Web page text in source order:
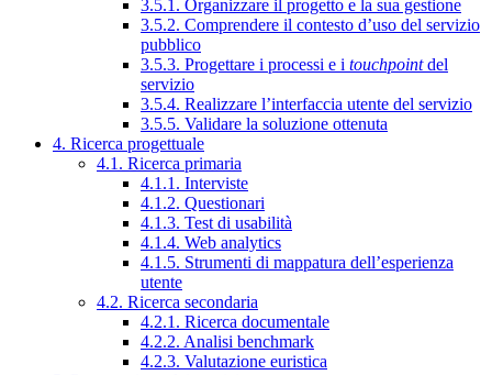
3.5.1. Organizzare il progetto e la sua gestione
3.5.2. Comprendere il contesto d’uso del servizio
pubblico
3.5.3. Progettare i processi e i touchpointdel
servizio
3.5.4. Realizzare l’interfaccia utente del servizio
3.5.5. Validare la soluzione ottenuta
4. Ricerca progettuale
4.1. Ricerca primaria
4.1.1. Interviste
4.1.2. Questionari
4.1.3. Test di usabilità
4.1.4. Web analytics
4.1.5. Strumenti di mappatura dell’esperienza
utente
4.2. Ricerca secondaria
4.2.1. Ricerca documentale
4.2.2. Analisi benchmark
4.2.3. Valutazione euristica